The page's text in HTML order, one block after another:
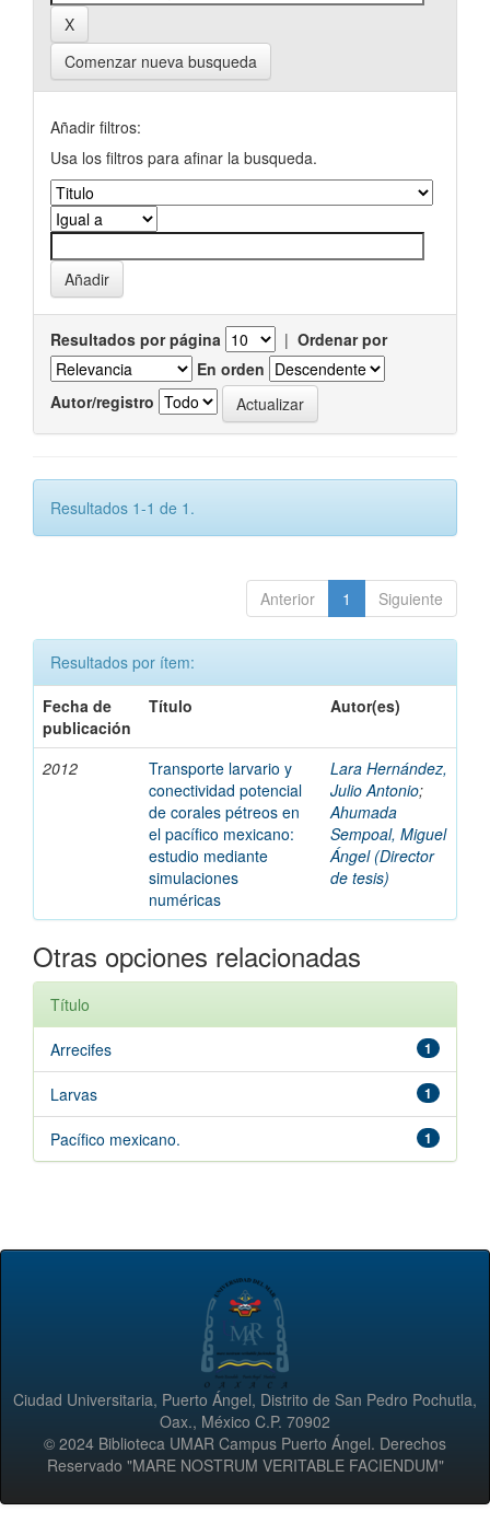
Comenzar nueva busqueda
Añadir filtros:
Usa los filtros para afinar la busqueda.
Resultados por página | Ordenar por
En orden
Autor/registro
Resultados 1-1 de 1.
Anterior 1 Siguiente
Resultados por ítem:
Fecha de
publicación
Título Autor(es)
2012
Transporte larvario y
conectividad potencial
de corales pétreos en
el pacífico mexicano:
estudio mediante
simulaciones
numéricas
Lara Hernández,
Julio Antonio;
Ahumada
Sempoal, Miguel
Ángel (Director
de tesis)
Otras opciones relacionadas
Título
1
Arrecifes
1
Larvas
1
Pacífico mexicano.
Ciudad Universitaria, Puerto Ángel, Distrito de San Pedro Pochutla,
Oax., México C.P. 70902
© 2024 Biblioteca UMAR Campus Puerto Ángel. Derechos
Reservado "MARE NOSTRUM VERITABLE FACIENDUM"